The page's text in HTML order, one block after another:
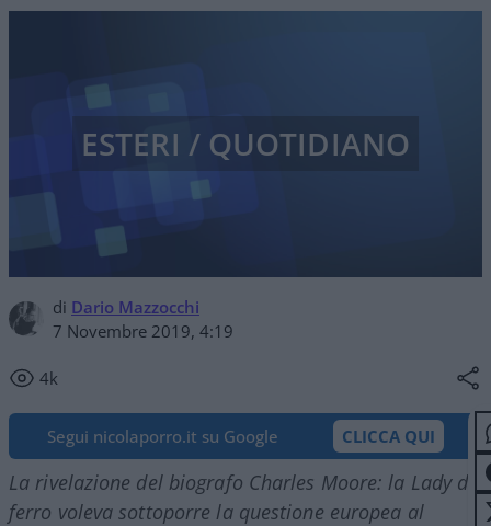
di Dario Mazzocchi
7 Novembre 2019, 4:19
4k
ESTERI / QUOTIDIANO
Segui nicolaporro.it su Google CLICCA QUI
La rivelazione del biografo Charles Moore: la Lady di
ferro voleva sottoporre la questione europea al